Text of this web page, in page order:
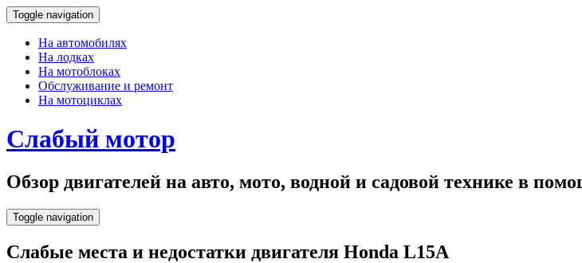
Toggle navigation
На автомобилях
На лодках
На мотоблоках
Обслуживание и ремонт
На мотоциклах
Слабый мотор
Обзор двигателей на авто, мото, водной и садовой технике в
Toggle navigation
Слабые места и недостатки двигателя Honda L15A